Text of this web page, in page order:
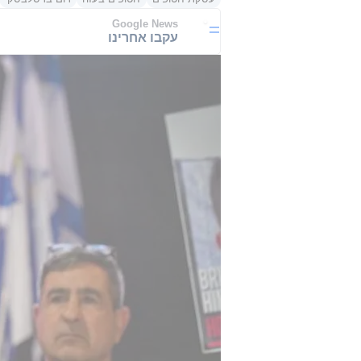
Google News
עקבו אחרינו